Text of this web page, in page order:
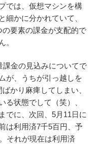
では、仮想マシンを構
細かに分かれていて、
要素の課金が支配的で
。
金の見込みについてで
が、うちが引っ越しを
かり麻痺してしまい、
る状態でして（笑）、
でに、次回、5月11日に
は利用済7千5百円、予
それが現在は利用済